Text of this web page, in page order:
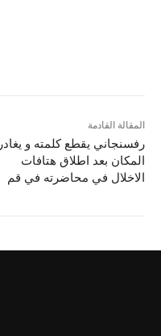
المقالة القادمة
رفسنجاني يقطع كلمته و يغادر
المكان بعد اطلاق هتافات
الاخلال في محاضرته في قم